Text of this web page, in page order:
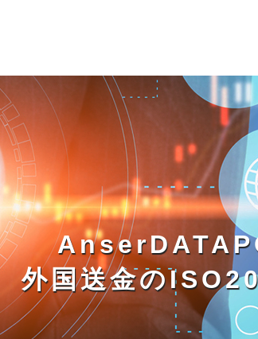
外国送金の